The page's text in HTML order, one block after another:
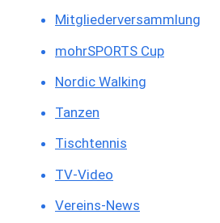
Mitgliederversammlung
mohrSPORTS Cup
Nordic Walking
Tanzen
Tischtennis
TV-Video
Vereins-News